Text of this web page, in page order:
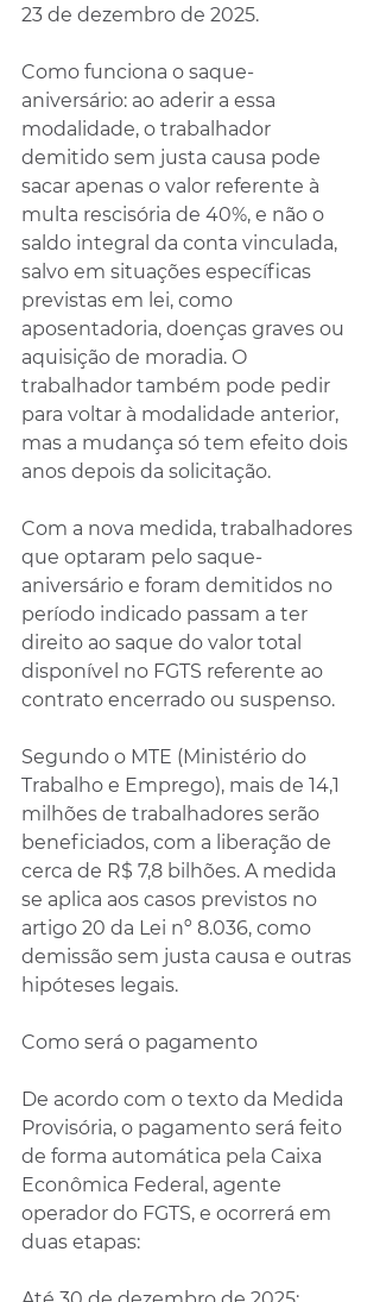
23 de dezembro de 2025.
Como funciona o saque-
aniversário: ao aderir a essa
modalidade, o trabalhador
demitido sem justa causa pode
sacar apenas o valor referente à
multa rescisória de 40%, e não o
saldo integral da conta vinculada,
salvo em situações específicas
previstas em lei, como
aposentadoria, doenças graves ou
aquisição de moradia. O
trabalhador também pode pedir
para voltar à modalidade anterior,
mas a mudança só tem efeito dois
anos depois da solicitação.
Com a nova medida, trabalhadores
que optaram pelo saque-
aniversário e foram demitidos no
período indicado passam a ter
direito ao saque do valor total
disponível no FGTS referente ao
contrato encerrado ou suspenso.
Segundo o MTE (Ministério do
Trabalho e Emprego), mais de 14,1
milhões de trabalhadores serão
beneficiados, com a liberação de
cerca de R$ 7,8 bilhões. A medida
se aplica aos casos previstos no
artigo 20 da Lei nº 8.036, como
demissão sem justa causa e outras
hipóteses legais.
Como será o pagamento
De acordo com o texto da Medida
Provisória, o pagamento será feito
de forma automática pela Caixa
Econômica Federal, agente
operador do FGTS, e ocorrerá em
duas etapas: